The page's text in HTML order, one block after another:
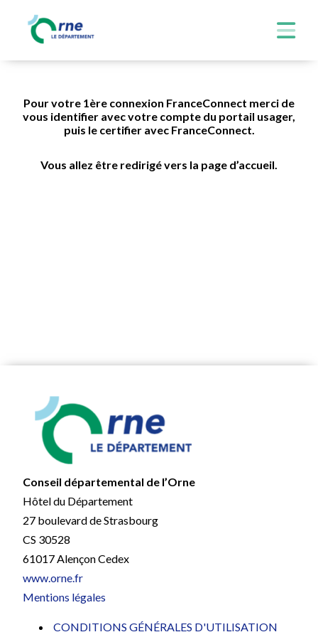
Pour votre 1ère connexion FranceConnect merci de
vous identifier avec votre compte du portail usager,
puis le certifier avec FranceConnect.
Vous allez être redirigé vers la page d’accueil.
Conseil départemental de l’Orne
Hôtel du Département
27 boulevard de Strasbourg
CS 30528
61017 Alençon Cedex
www.orne.fr
Mentions légales
CONDITIONS GÉNÉRALES D'UTILISATION